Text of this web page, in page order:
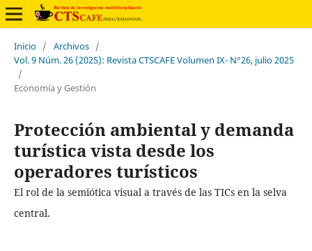
Inicio / Archivos /
Vol. 9 Núm. 26 (2025): Revista CTSCAFE Volumen IX- N°26, julio 2025
/
Economía y Gestión
Protección ambiental y demanda
turística vista desde los
operadores turísticos
El rol de la semiótica visual a través de las TICs en la selva
central.